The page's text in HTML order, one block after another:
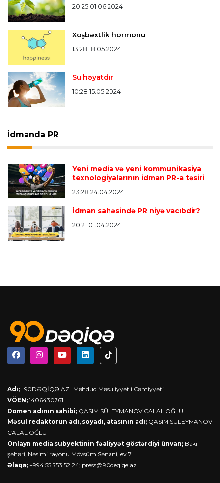
20:25 01.06.2024
Xoşbəxtlik hormonu
13:28 18.05.2024
Su həyatdır
10:28 15.05.2024
İdmanda PR
Yeni media və yeni kommunikasiya
texnologiyalarının idman PR-a təsiri
23:28 24.04.2024
İdman sahəsində PR niyə vacıbdir?
20:21 01.04.2024
Adı; "90DƏQİQƏ.AZ" Məhdud Məsuliyyətli Cəmiyyəti
VÖEN; 1406430761
Domen adının sahibi; QASIM SÜLEYMANOV CALAL OĞLU
Məsul redaktorun adı, soyadı, atasının adı; QASIM SÜLEYMANOV
CALAL OĞLU
Onlayn media subyektinin fəaliyyət göstərdiyi ünvan; Bakı
şəhəri, Nəsimi rayonu Mövsüm Sənani, ev 7
Əlaqə; +994 55 753 52 24; press@90deqiqe.az